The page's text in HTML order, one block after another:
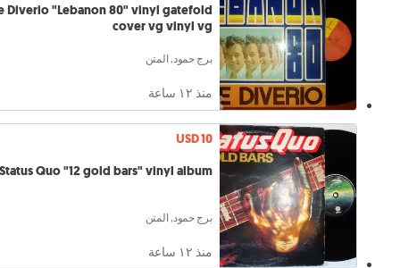
Diverio "Lebanon 80" vinyl gatefold
cover vg vinyl vg
برج حمود, المتن
منذ ١٢ ساعة
USD 10
Quo "12 gold bars" vinyl album
برج حمود, المتن
منذ ١٢ ساعة